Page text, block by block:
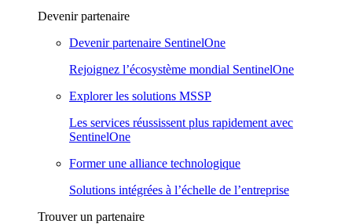
Devenir partenaire
Devenir partenaire SentinelOne
Rejoignez l’écosystème mondial SentinelOne
Explorer les solutions MSSP
Les services réussissent plus rapidement avec
SentinelOne
Former une alliance technologique
Solutions intégrées à l’échelle de l’entreprise
Trouver un partenaire